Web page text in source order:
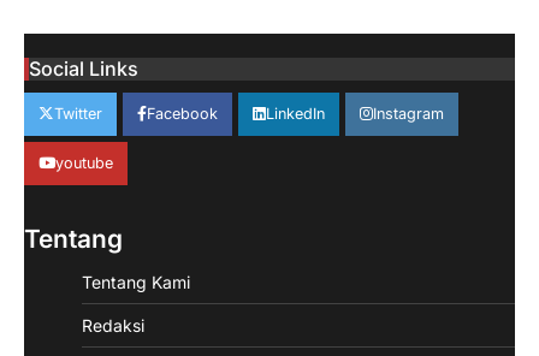
Social Links
Twitter Facebook LinkedIn Instagram
youtube
Tentang
Tentang Kami
Redaksi